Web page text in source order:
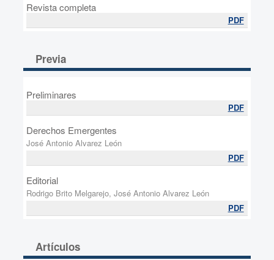
Revista completa
PDF
Previa
Preliminares
PDF
Derechos Emergentes
José Antonio Alvarez León
PDF
Editorial
Rodrigo Brito Melgarejo, José Antonio Alvarez León
PDF
Artículos